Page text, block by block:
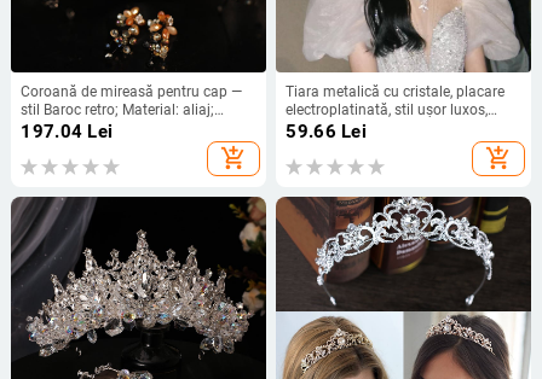
Coroană de mireasă pentru cap —
stil Baroc retro; Material: aliaj;
Model: coroană; Finisare:
electroplacare; Categoria: accesorii
pentru păr
197.04 Lei
add_shopping_cart
Tiara metalică cu cristale, placare
electroplatinată, stil ușor luxos,
potrivită pentru nuntă
59.66 Lei
add_shopping_cart